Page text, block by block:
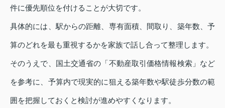
件に優先順位を付けることが大切です。
具体的には、駅からの距離、専有面積、間取り、築年数、予
算のどれを最も重視するかを家族で話し合って整理します。
そのうえで、国土交通省の「不動産取引価格情報検索」など
を参考に、予算内で現実的に狙える築年数や駅徒歩分数の範
囲を把握しておくと検討が進めやすくなります。